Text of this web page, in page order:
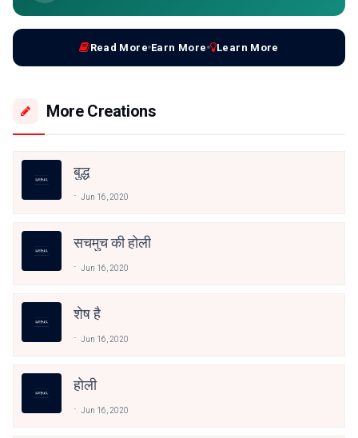
Read More Earn More Learn More
More Creations
बुद्ध
Jun 16, 2020
सचमुच की होली
Jun 16, 2020
शेष है
Jun 16, 2020
होली
Jun 16, 2020